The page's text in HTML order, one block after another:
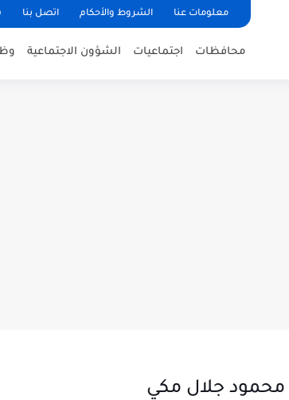
معلومات عنا الشروط والأحكام اتصل بنا
محافظات اجتماعيات الشؤون الاجتماعية
محمود جلال مكي